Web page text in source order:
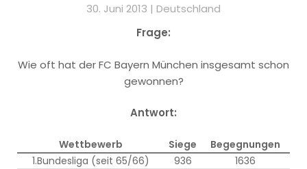
30. Juni 2013 | Deutschland
Frage:
Wie oft hat der FC Bayern München insgesamt schon
gewonnen?
Antwort:
Wettbewerb Siege
Begegnungen
1.Bundesliga (seit 65/66)
936
1636